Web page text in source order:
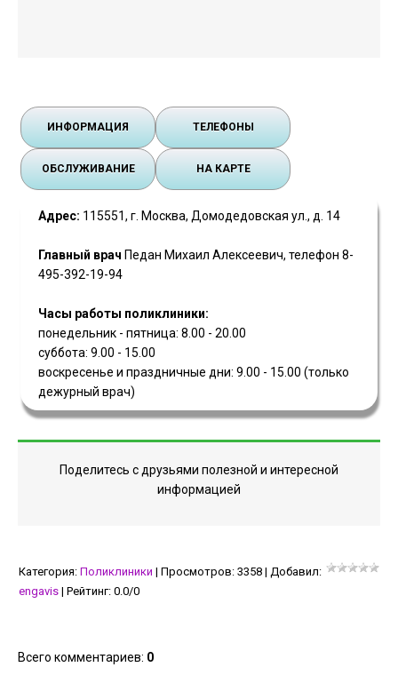
ИНФОРМАЦИЯ ТЕЛЕФОНЫ
ОБСЛУЖИВАНИЕ НА КАРТЕ
Адрес: 115551, г. Москва, Домодедовская ул., д. 14
Главный врач Педан Михаил Алексеевич, телефон 8-
495-392-19-94
Часы работы поликлиники:
понедельник - пятница: 8.00 - 20.00
суббота: 9.00 - 15.00
воскресенье и праздничные дни: 9.00 - 15.00 (только
дежурный врач)
Поделитесь с друзьями полезной и интересной
информацией
Категория: Поликлиники | Просмотров: 3358 | Добавил:
engavis | Рейтинг: 0.0/0
Всего комментариев: 0